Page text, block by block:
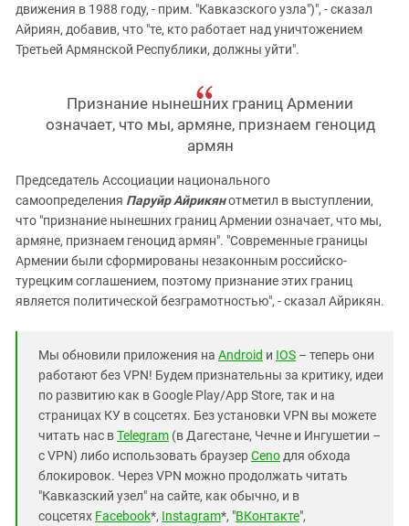
движения в 1988 году, - прим. "Кавказского узла")", - сказал
Айриян, добавив, что "те, кто работает над уничтожением
Третьей Армянской Республики, должны уйти".
Признание нынешних границ Армении
означает, что мы, армяне, признаем геноцид
армян
Председатель Ассоциации национального
самоопределения Паруйр Айрикянотметил в выступлении,
что "признание нынешних границ Армении означает, что мы,
армяне, признаем геноцид армян". "Современные границы
Армении были сформированы незаконным российско-
турецким соглашением, поэтому признание этих границ
является политической безграмотностью", - сказал Айрикян.
Мы обновили приложения на Android и IOS – теперь они
работают без VPN! Будем признательны за критику, идеи
по развитию как в Google Play/App Store, так и на
страницах КУ в соцсетях. Без установки VPN вы можете
читать нас вTelegram (в Дагестане, Чечне и Ингушетии –
с VPN) либо использовать браузерCenoдля обхода
блокировок. Через VPN можно продолжать читать
"Кавказский узел" на сайте, как обычно, и в
соцсетях Facebook*, Instagram*, "ВКонтакте",